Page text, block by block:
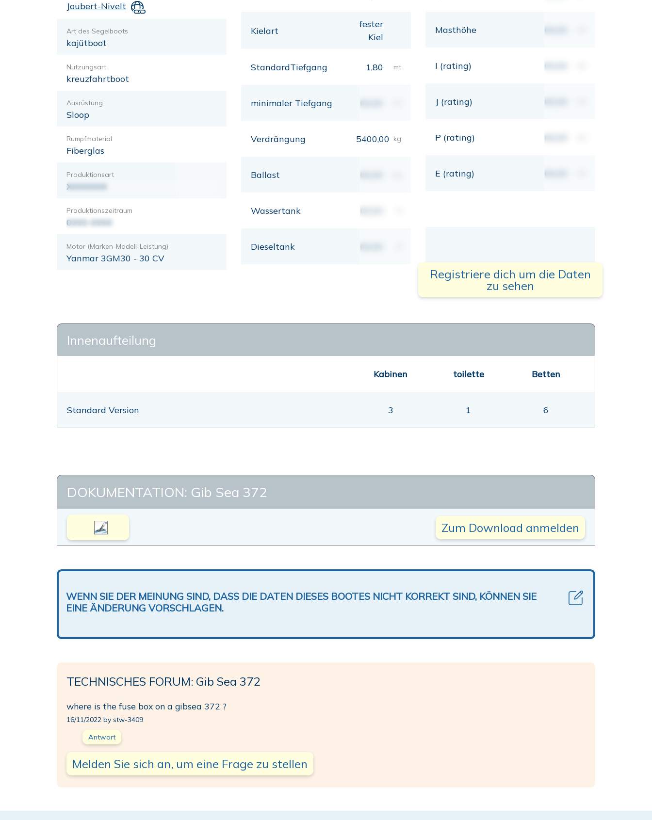
Joubert-Nivelt
Art des Segelboots
kajütboot
Nutzungsart
kreuzfahrtboot
Ausrüstung
Sloop
Rumpfmaterial
Fiberglas
Produktionsart
XXXXXXX
Produktionszeitraum
0000-0000
Motor (Marken-Modell-Leistung)
Yanmar 3GM30 - 30 CV
Kielart
fester
Kiel
StandardTiefgang 1,80 mt
minimaler Tiefgang 00,00
Verdrängung 5400,00 kg
Ballast 00,00
Wassertank 00,00
Dieseltank 00,00
Masthöhe 00,00
I (rating) 00,00
J (rating) 00,00
P (rating) 00,00
E (rating) 00,00
Registriere dich um die Daten
zu sehen
Innenaufteilung
Kabinen toilette Betten
Standard Version 3 1 6
DOKUMENTATION: Gib Sea 372
Zum Download anmelden
WENN SIE DER MEINUNG SIND, DASS DIE DATEN DIESES BOOTES NICHT KORREKT SIND, KÖNNEN SIE
EINE ÄNDERUNG VORSCHLAGEN.
TECHNISCHES FORUM: Gib Sea 372
where is the fuse box on a gibsea 372 ?
16/11/2022 by stw-3409
Antwort
Melden Sie sich an, um eine Frage zu stellen